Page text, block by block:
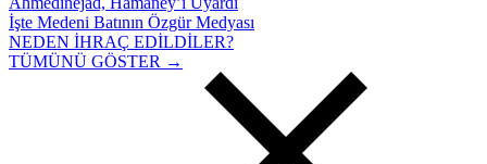
İşte Medeni Batının Özgür Medyası
NEDEN İHRAÇ EDİLDİLER?
TÜMÜNÜ GÖSTER →